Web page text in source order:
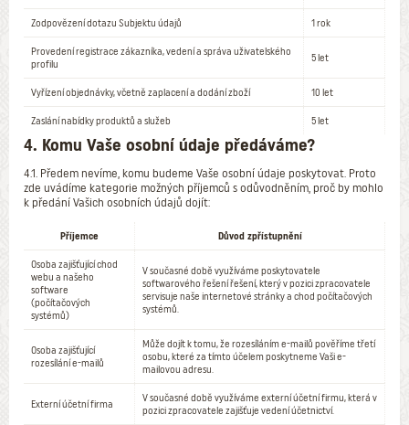
Zodpovězení dotazu Subjektu údajů 1 rok
Provedení registrace zákazníka, vedení a správa uživatelského
profilu
5 let
Vyřízení objednávky, včetně zaplacení a dodání zboží 10 let
Zaslání nabídky produktů a služeb 5 let
4. Komu Vaše osobní údaje předáváme?
4.1. Předem nevíme, komu budeme Vaše osobní údaje poskytovat. Proto
zde uvádíme kategorie možných příjemců s odůvodněním, proč by mohlo
k předání Vašich osobních údajů dojít:
Příjemce Důvod zpřístupnění
Osoba zajišťující chod
webu a našeho
software
(počítačových
systémů)
V současné době využíváme poskytovatele
softwarového řešení řešení, který v pozici zpracovatele
servisuje naše internetové stránky a chod počítačových
systémů.
Osoba zajišťující
rozesílání e-mailů
Může dojít k tomu, že rozesíláním e-mailů pověříme třetí
osobu, které za tímto účelem poskytneme Vaši e-
mailovou adresu.
Externí účetní firma
V současné době využíváme externí účetní firmu, která v
pozici zpracovatele zajišťuje vedení účetnictví.